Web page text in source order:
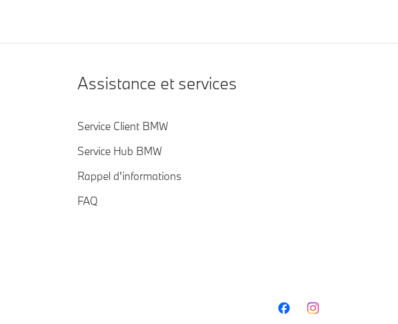
Assistance et services
Service Client BMW
Service Hub BMW
Rappel d'informations
FAQ